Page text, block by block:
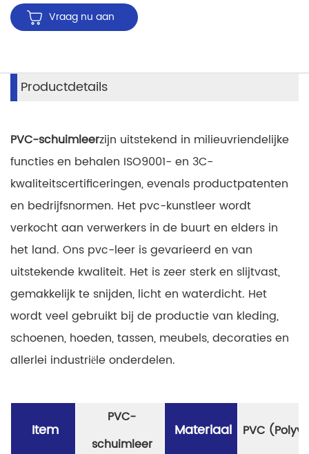
Vraag nu aan
Productdetails
PVC-schuimleerzijn uitstekend in milieuvriendelijke
functies en behalen ISO9001- en 3C-
kwaliteitscertificeringen, evenals productpatenten
en bedrijfsnormen. Het pvc-kunstleer wordt
verkocht aan verwerkers in de buurt en elders in
het land. Ons pvc-leer is gevarieerd en van
uitstekende kwaliteit. Het is zeer sterk en slijtvast,
gemakkelijk te snijden, licht en waterdicht. Het
wordt veel gebruikt bij de productie van kleding,
schoenen, hoeden, tassen, meubels, decoraties en
allerlei industriële onderdelen.
Item
PVC-
schuimleer
Materiaal PVC